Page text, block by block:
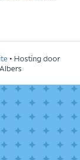
• Hosting door